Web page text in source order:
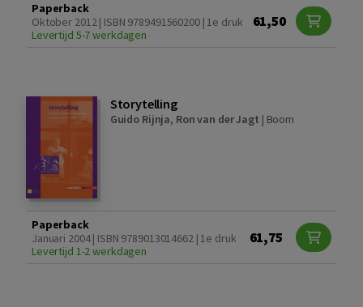
Paperback
Oktober 2012 | ISBN 9789491560200 | 1e druk
Levertijd 5-7 werkdagen
61,50
Storytelling
Guido Rijnja, Ron van der Jagt | Boom
Paperback
Januari 2004 | ISBN 9789013014662 | 1e druk
Levertijd 1-2 werkdagen
61,75